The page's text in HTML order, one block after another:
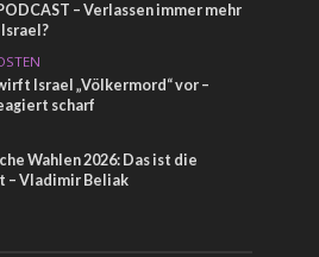
– Verlassen immer mehr
Israel „Völkermord“ vor –
scharf
Wahlen 2026: Das ist die
– Vladimir Beliak